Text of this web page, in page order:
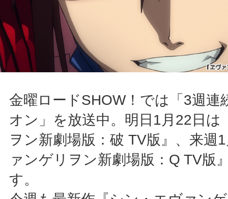
金曜ロードSHOW！では「3週連
オン」を放送中。明日1月22日は
ヲン新劇場版：破 TV版』、来週
ァンゲリヲン新劇場版：Q TV版
す。